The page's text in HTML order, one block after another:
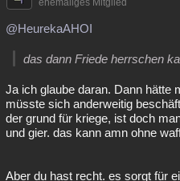
ehemaliges Mitglied
@HeurekaAHOI
das dann Friede herrschen
Ja ich glaube daran. Dann hätte
müsste sich anderweitig
der grund für kriege, ist doch
und gier. das kann amn ohne
Aber du hast recht. es sorgt für